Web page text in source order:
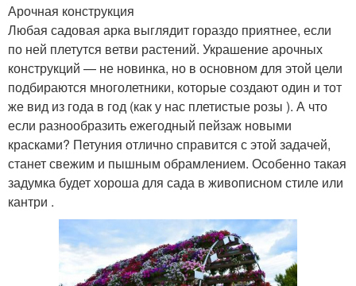
Арочная конструкция
Любая садовая арка выглядит гораздо приятнее, если
по ней плетутся ветви растений. Украшение арочных
конструкций — не новинка, но в основном для этой цели
подбираются многолетники, которые создают один и тот
же вид из года в год (как у нас плетистые розы ). А что
если разнообразить ежегодный пейзаж новыми
красками? Петуния отлично справится с этой задачей,
станет свежим и пышным обрамлением. Особенно такая
задумка будет хороша для сада в живописном стиле или
кантри .